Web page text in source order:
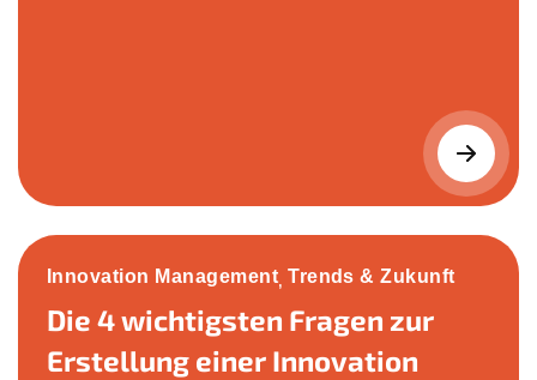
Innovation Management, Trends & Zukunft
Die 4 wichtigsten Fragen zur
Erstellung einer Innovation